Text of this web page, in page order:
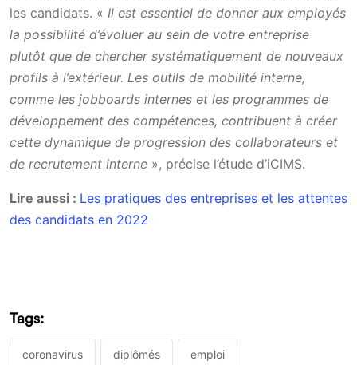
les candidats. « Il est essentiel de donner aux employés
la possibilité d’évoluer au sein de votre entreprise
plutôt que de chercher systématiquement de nouveaux
profils à l’extérieur. Les outils de mobilité interne,
comme les jobboards internes et les programmes de
développement des compétences, contribuent à créer
cette dynamique de progression des collaborateurs et
de recrutement interne », précise l’étude d’iCIMS.
Lire aussi : Les pratiques des entreprises et les attentes
des candidats en 2022
Tags:
coronavirus diplômés emploi